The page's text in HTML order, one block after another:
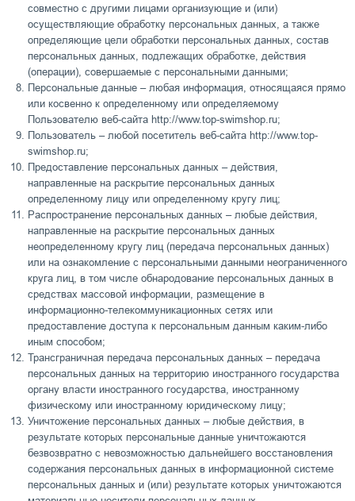
совместно с другими лицами организующие и (или)
осуществляющие обработку персональных данных, а также
определяющие цели обработки персональных данных, состав
персональных данных, подлежащих обработке, действия
(операции), совершаемые с персональными данными;
Персональные данные – любая информация, относящаяся прямо
или косвенно к определенному или определяемому
Пользователю веб-сайта http://www.top-swimshop.ru;
Пользователь – любой посетитель веб-сайта http://www.top-
swimshop.ru;
Предоставление персональных данных – действия,
направленные на раскрытие персональных данных
определенному лицу или определенному кругу лиц;
Распространение персональных данных – любые действия,
направленные на раскрытие персональных данных
неопределенному кругу лиц (передача персональных данных)
или на ознакомление с персональными данными неограниченного
круга лиц, в том числе обнародование персональных данных в
средствах массовой информации, размещение в
информационно-телекоммуникационных сетях или
предоставление доступа к персональным данным каким-либо
иным способом;
Трансграничная передача персональных данных – передача
персональных данных на территорию иностранного государства
органу власти иностранного государства, иностранному
физическому или иностранному юридическому лицу;
Уничтожение персональных данных – любые действия, в
результате которых персональные данные уничтожаются
безвозвратно с невозможностью дальнейшего восстановления
содержания персональных данных в информационной системе
персональных данных и (или) результате которых уничтожаются